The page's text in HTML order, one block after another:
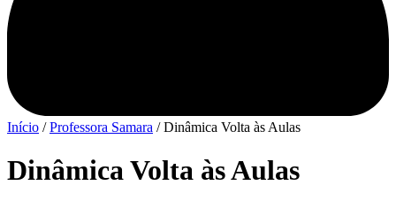
Início /Professora Samara / Dinâmica Volta às Aulas
Dinâmica Volta às Aulas